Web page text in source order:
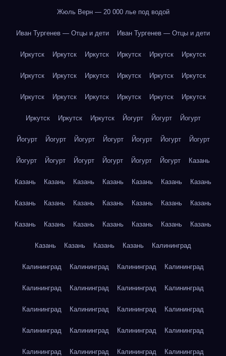
Жюль Верн — 20 000 лье под водой
Иван Тургенев — Отцы и дети Иван Тургенев — Отцы и дети
Иркутск Иркутск Иркутск Иркутск Иркутск Иркутск
Иркутск Иркутск Иркутск Иркутск Иркутск Иркутск
Иркутск Иркутск Иркутск Иркутск Иркутск Иркутск
Иркутск Иркутск Иркутск Йогурт Йогурт Йогурт
Йогурт Йогурт Йогурт Йогурт Йогурт Йогурт Йогурт
Йогурт Йогурт Йогурт Йогурт Йогурт Йогурт Казань
Казань Казань Казань Казань Казань Казань Казань
Казань Казань Казань Казань Казань Казань Казань
Казань Казань Казань Казань Казань Казань Казань
Казань Казань Казань Казань Калининград
Калининград Калининград Калининград Калининград
Калининград Калининград Калининград Калининград
Калининград Калининград Калининград Калининград
Калининград Калининград Калининград Калининград
Калининград Калининград Калининград Калининград